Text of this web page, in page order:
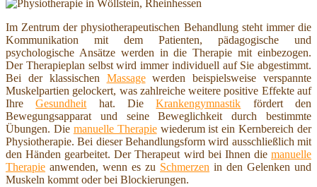
Im Zentrum der physiotherapeutischen Behandlung steht immer die
Kommunikation mit dem Patienten, pädagogische und
psychologische Ansätze werden in die Therapie mit einbezogen.
Der Therapieplan selbst wird immer individuell auf Sie abgestimmt.
Bei der klassischen Massagewerden beispielsweise verspannte
Muskelpartien gelockert, was zahlreiche weitere positive Effekte auf
IhreGesundheit hat. DieKrankengymnastik fördert den
Bewegungsapparat und seine Beweglichkeit durch bestimmte
Übungen. Die manuelle Therapiewiederum ist ein Kernbereich der
Physiotherapie. Bei dieser Behandlungsform wird ausschließlich mit
den Händen gearbeitet. Der Therapeut wird bei Ihnen die manuelle
Therapie anwenden, wenn es zu Schmerzen in den Gelenken und
Muskeln kommt oder bei Blockierungen.